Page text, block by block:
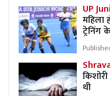
UP
महिला
ट्रेनिंग
थी